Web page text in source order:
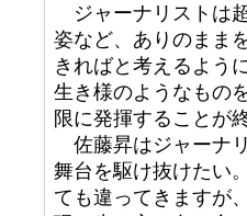
ジャーナリストは
姿など、ありのまま
きればと考えるよう
生き様のようなもの
限に発揮することが
佐藤昇はジャーナ
舞台を駆け抜けたい
ても違ってきますが